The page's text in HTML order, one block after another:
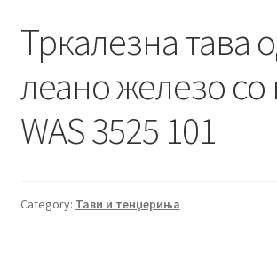
Тркалезна тава
леано железо со
WAS 3525 101
Category: Тави и тенџериња